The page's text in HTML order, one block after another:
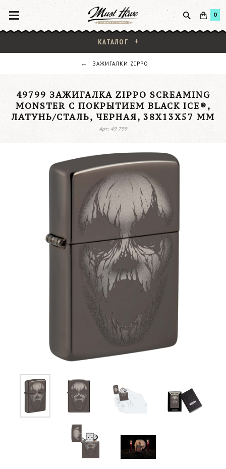
0
КАТАЛОГ
ЗАЖИГАЛКИ ZIPPO
49799 ЗАЖИГАЛКА ZIPPO SCREAMING
MONSTER С ПОКРЫТИЕМ BLACK ICE®,
ЛАТУНЬ/СТАЛЬ, ЧЕРНАЯ, 38X13X57 ММ
Арт: 49 799